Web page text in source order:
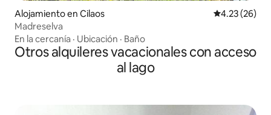
Alojamiento en Cilaos Calificación
4.23 (26)
Madreselva
En la cercanía · Ubicación · Baño
Otros alquileres vacacionales con acceso
al lago